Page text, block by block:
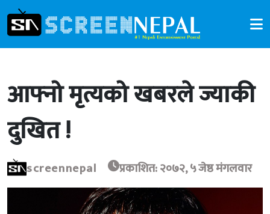
आफ्नो मृत्यको खबरले ज्याकी
दुखित !
screennepal प्रकाशित: २०७२, ५ जेष्ठ मंगलवार